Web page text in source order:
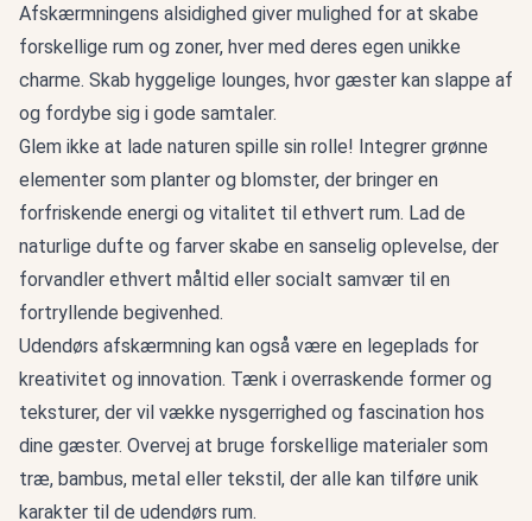
Afskærmningens alsidighed giver mulighed for at skabe
forskellige rum og zoner, hver med deres egen unikke
charme. Skab hyggelige lounges, hvor gæster kan slappe af
og fordybe sig i gode samtaler.
Glem ikke at lade naturen spille sin rolle! Integrer grønne
elementer som planter og blomster, der bringer en
forfriskende energi og vitalitet til ethvert rum. Lad de
naturlige dufte og farver skabe en sanselig oplevelse, der
forvandler ethvert måltid eller socialt samvær til en
fortryllende begivenhed.
Udendørs afskærmning kan også være en legeplads for
kreativitet og innovation. Tænk i overraskende former og
teksturer, der vil vække nysgerrighed og fascination hos
dine gæster. Overvej at bruge forskellige materialer som
træ, bambus, metal eller tekstil, der alle kan tilføre unik
karakter til de udendørs rum.